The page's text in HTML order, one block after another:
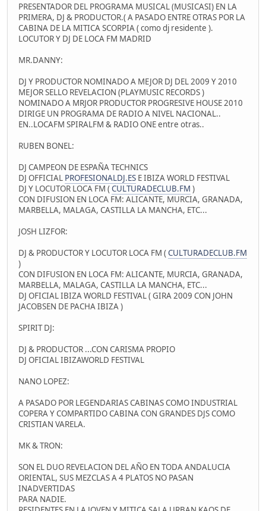
PRESENTADOR DEL PROGRAMA MUSICAL (MUSICASI) EN LA
PRIMERA, DJ & PRODUCTOR.( A PASADO ENTRE OTRAS POR LA
CABINA DE LA MITICA SCORPIA ( como dj residente ).
LOCUTOR Y DJ DE LOCA FM MADRID
MR.DANNY:
DJ Y PRODUCTOR NOMINADO A MEJOR DJ DEL 2009 Y 2010
MEJOR SELLO REVELACION (PLAYMUSIC RECORDS )
NOMINADO A MRJOR PRODUCTOR PROGRESIVE HOUSE 2010
DIRIGE UN PROGRAMA DE RADIO A NIVEL NACIONAL..
EN..LOCAFM SPIRALFM & RADIO ONE entre otras..
RUBEN BONEL:
DJ CAMPEON DE ESPAÑA TECHNICS
DJ OFFICIAL PROFESIONALDJ.ES E IBIZA WORLD FESTIVAL
DJ Y LOCUTOR LOCA FM (CULTURADECLUB.FM )
CON DIFUSION EN LOCA FM: ALICANTE, MURCIA, GRANADA,
MARBELLA, MALAGA, CASTILLA LA MANCHA, ETC...
JOSH LIZFOR:
DJ & PRODUCTOR Y LOCUTOR LOCA FM (CULTURADECLUB.FM
)
CON DIFUSION EN LOCA FM: ALICANTE, MURCIA, GRANADA,
MARBELLA, MALAGA, CASTILLA LA MANCHA, ETC...
DJ OFICIAL IBIZA WORLD FESTIVAL ( GIRA 2009 CON JOHN
JACOBSEN DE PACHA IBIZA )
SPIRIT DJ:
DJ & PRODUCTOR ...CON CARISMA PROPIO
DJ OFICIAL IBIZAWORLD FESTIVAL
NANO LOPEZ:
A PASADO POR LEGENDARIAS CABINAS COMO INDUSTRIAL
COPERA Y COMPARTIDO CABINA CON GRANDES DJS COMO
CRISTIAN VARELA.
MK & TRON:
SON EL DUO REVELACION DEL AÑO EN TODA ANDALUCIA
ORIENTAL, SUS MEZCLAS A 4 PLATOS NO PASAN
INADVERTIDAS
PARA NADIE.